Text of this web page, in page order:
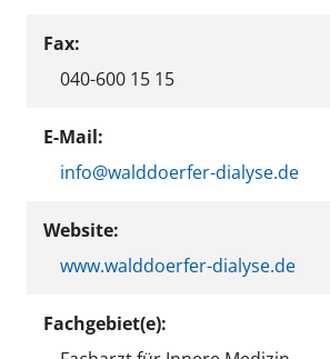
Fax:
040-600 15 15
E-Mail:
info@walddoerfer-dialyse.de
Website:
www.walddoerfer-dialyse.de
Fachgebiet(e):